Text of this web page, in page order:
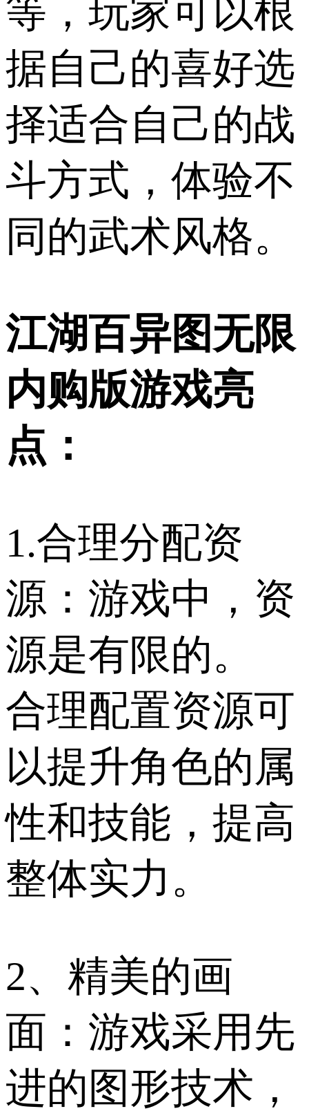
等，玩家可以根
据自己的喜好选
择适合自己的战
斗方式，体验不
同的武术风格。
江湖百异图无限
内购版游戏亮
点：
1.合理分配资
源：游戏中，资
源是有限的。
合理配置资源可
以提升角色的属
性和技能，提高
整体实力。
2、精美的画
面：游戏采用先
进的图形技术，